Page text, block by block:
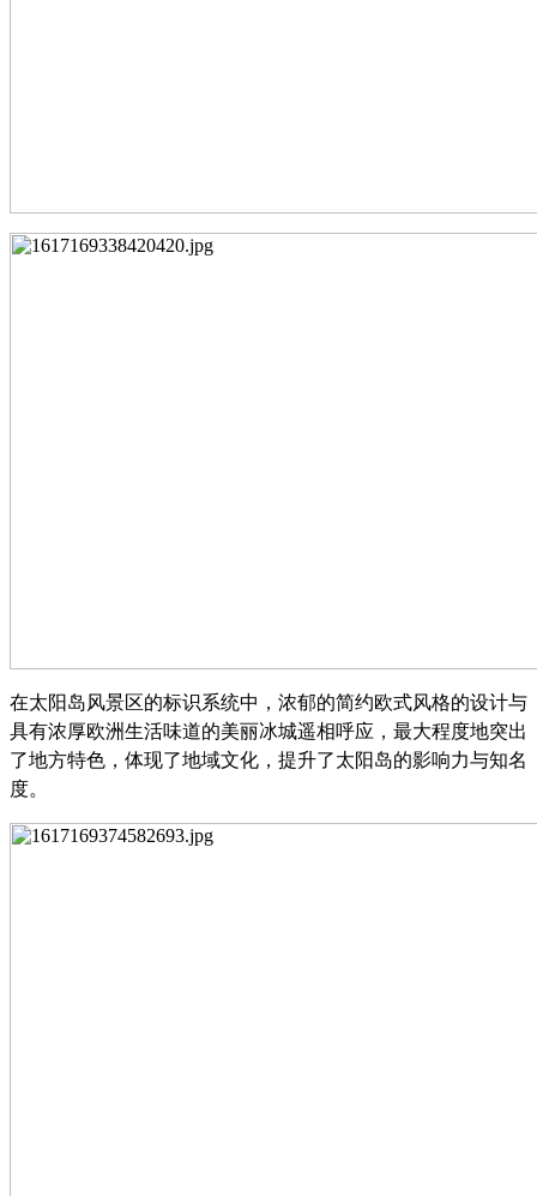
在太阳岛风景区的标识系统中，浓郁的简约欧式风格的设计与
具有浓厚欧洲生活味道的美丽冰城遥相呼应，最大程度地突出
了地方特色，体现了地域文化，提升了太阳岛的影响力与知名
度。